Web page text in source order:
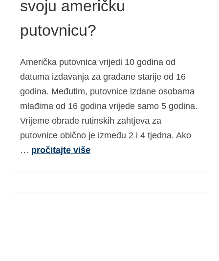
svoju američku
putovnicu?
Američka putovnica vrijedi 10 godina od
datuma izdavanja za građane starije od 16
godina. Međutim, putovnice izdane osobama
mlađima od 16 godina vrijede samo 5 godina.
Vrijeme obrade rutinskih zahtjeva za
putovnice obično je između 2 i 4 tjedna. Ako
… pročitajte više